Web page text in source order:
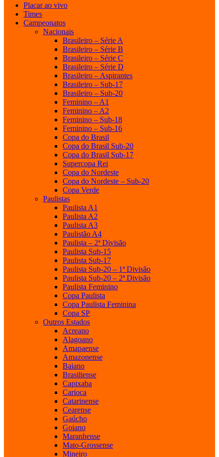
Placar ao vivo
Times
Campeonatos
Nacionais
Brasileiro – Série A
Brasileiro – Série B
Brasileiro – Série C
Brasileiro – Série D
Brasileiro – Aspirantes
Brasileiro – Sub-17
Brasileiro – Sub-20
Feminino – A1
Feminino – A2
Feminino – Sub-18
Feminino – Sub-16
Copa do Brasil
Copa do Brasil Sub-20
Copa do Brasil Sub-17
Supercopa Rei
Copa do Nordeste
Copa do Nordeste – Sub-20
Copa Verde
Paulistas
Paulista A1
Paulista A2
Paulista A3
Paulistão A4
Paulista – 2ª Divisão
Paulista Sub-15
Paulista Sub-17
Paulista Sub-20 – 1ª Divisão
Paulista Sub-20 – 2ª Divisão
Paulista Feminino
Copa Paulista
Copa Paulista Feminina
Copa SP
Outros Estados
Acreano
Alagoano
Amapaense
Amazonense
Baiano
Brasiliense
Capixaba
Carioca
Catarinense
Cearense
Gaúcho
Goiano
Maranhense
Mato-Grossense
Mineiro